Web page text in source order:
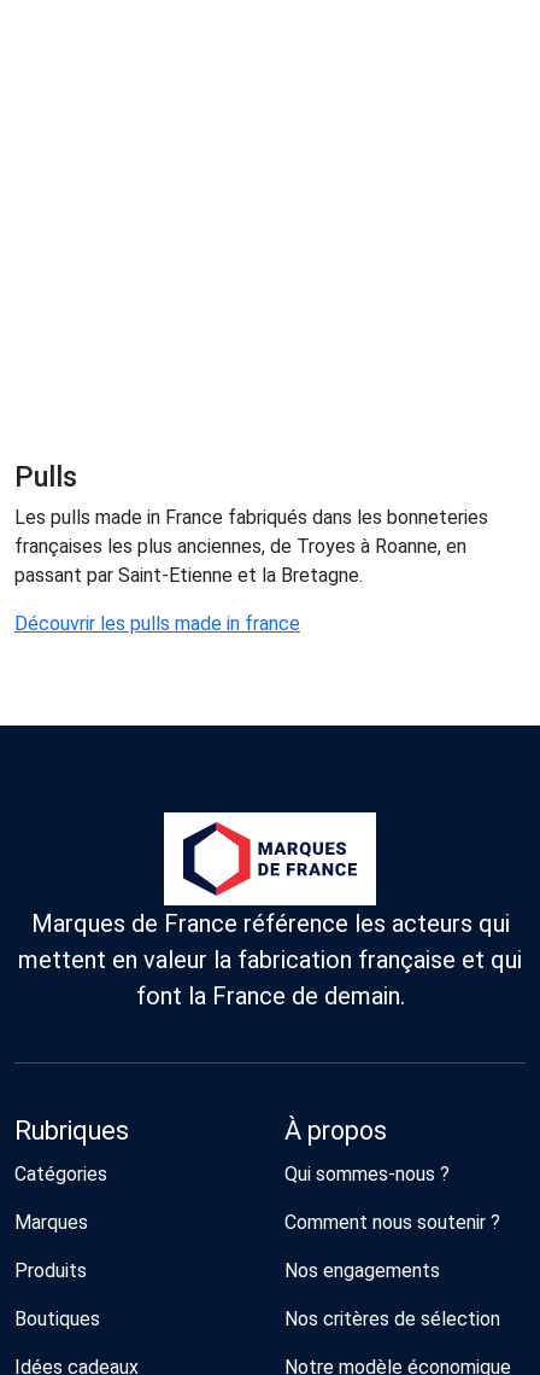
Pulls
Les pulls made in France fabriqués dans les bonneteries
françaises les plus anciennes, de Troyes à Roanne, en
passant par Saint-Etienne et la Bretagne.
Découvrir les pulls made in france
Marques de France référence les acteurs qui
mettent en valeur la fabrication française et qui
font la France de demain.
Rubriques
Catégories
Marques
Produits
Boutiques
Idées cadeaux
À propos
Qui sommes-nous ?
Comment nous soutenir ?
Nos engagements
Nos critères de sélection
Notre modèle économique